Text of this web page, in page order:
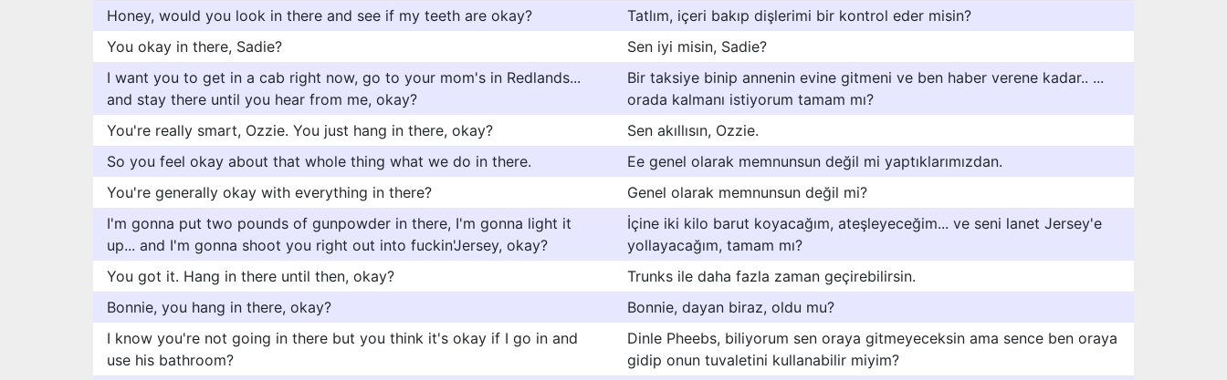
Honey, would you look in there and see if my teeth are okay?
Tatlım, içeri bakıp dişlerimi bir kontrol eder misin?
You okay in there, Sadie?
Sen iyi misin, Sadie?
I want you to get in a cab right now, go to your mom's in Redlands...
and stay there until you hear from me, okay?
Bir taksiye binip annenin evine gitmeni ve ben haber verene kadar.. ...
orada kalmanı istiyorum tamam mı?
You're really smart, Ozzie. You just hang in there, okay?
Sen akıllısın, Ozzie.
So you feel okay about that whole thing what we do in there.
Ee genel olarak memnunsun değil mi yaptıklarımızdan.
You're generally okay with everything in there?
Genel olarak memnunsun değil mi?
I'm gonna put two pounds of gunpowder in there, I'm gonna light it
up... and I'm gonna shoot you right out into fuckin'Jersey, okay?
İçine iki kilo barut koyacağım, ateşleyeceğim... ve seni lanet Jersey'e
yollayacağım, tamam mı?
You got it. Hang in there until then, okay?
Trunks ile daha fazla zaman geçirebilirsin.
Bonnie, you hang in there, okay?
Bonnie, dayan biraz, oldu mu?
I know you're not going in there but you think it's okay if I go in and
use his bathroom?
Dinle Pheebs, biliyorum sen oraya gitmeyeceksin ama sence ben oraya
gidip onun tuvaletini kullanabilir miyim?